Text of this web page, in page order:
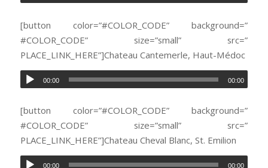
[button color=”#COLOR_CODE” background=”
#COLOR_CODE” size=”small” src=”
PLACE_LINK_HERE”]Chateau Cantemerle, Haut-Médoc
00:00 00:00
[button color=”#COLOR_CODE” background=”
#COLOR_CODE” size=”small” src=”
PLACE_LINK_HERE”]Chateau Cheval Blanc, St. Emilion
00:00 00:00